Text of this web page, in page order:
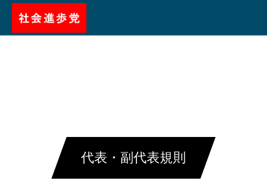
代表・副代表規則